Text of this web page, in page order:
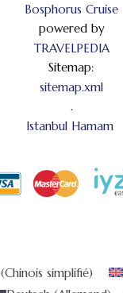
Bosphorus Cruise
powered by
TRAVELPEDIA
Sitemap:
sitemap.xml
.
Istanbul Hamam
(Chinois simplifié)